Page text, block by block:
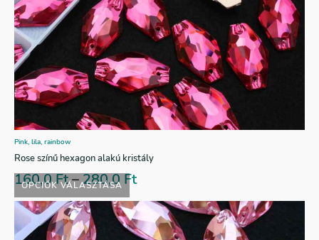
OPCIÓK VÁLASZTÁSA
Pink, lila, rainbow
Rose színű hexagon alakú kristály
160,0Ft–280,0Ft